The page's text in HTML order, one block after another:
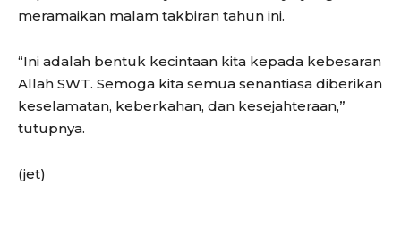
meramaikan malam takbiran tahun ini.
“Ini adalah bentuk kecintaan kita kepada kebesaran
Allah SWT. Semoga kita semua senantiasa diberikan
keselamatan, keberkahan, dan kesejahteraan,”
tutupnya.
(jet)